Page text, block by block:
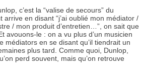
c’est la “valise de secours” du
en disant “j’ai oublié mon médiator /
/ mon produit d’entretien…”, on sait que
avouons-le : on a vu plus d’un musicien
médiators en se disant qu’il tiendrait un
plus tard. Comme quoi, Dunlop,
perd souvent, mais qu’on retrouve